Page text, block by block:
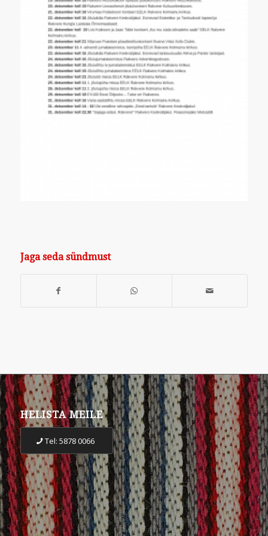
Jaga seda sündmust
HELISTA MEILE
Tel: 5878 0066